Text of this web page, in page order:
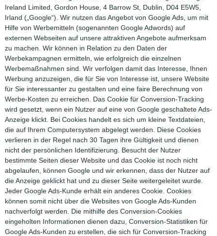
Ireland Limited, Gordon House, 4 Barrow St, Dublin, D04 E5W5,
Irland („Google“). Wir nutzen das Angebot von Google Ads, um mit
Hilfe von Werbemitteln (sogenannten Google Adwords) auf
externen Webseiten auf unsere attraktiven Angebote aufmerksam
zu machen. Wir können in Relation zu den Daten der
Werbekampagnen ermitteln, wie erfolgreich die einzelnen
Werbemaßnahmen sind. Wir verfolgen damit das Interesse, Ihnen
Werbung anzuzeigen, die für Sie von Interesse ist, unsere Website
für Sie interessanter zu gestalten und eine faire Berechnung von
Werbe-Kosten zu erreichen. Das Cookie für Conversion-Tracking
wird gesetzt, wenn ein Nutzer auf eine von Google geschaltete Ads-
Anzeige klickt. Bei Cookies handelt es sich um kleine Textdateien,
die auf Ihrem Computersystem abgelegt werden. Diese Cookies
verlieren in der Regel nach 30 Tagen ihre Gültigkeit und dienen
nicht der persönlichen Identifizierung. Besucht der Nutzer
bestimmte Seiten dieser Website und das Cookie ist noch nicht
abgelaufen, können Google und wir erkennen, dass der Nutzer auf
die Anzeige geklickt hat und zu dieser Seite weitergeleitet wurde.
Jeder Google Ads-Kunde erhält ein anderes Cookie. Cookies
können somit nicht über die Websites von Google Ads-Kunden
nachverfolgt werden. Die mithilfe des Conversion-Cookies
eingeholten Informationen dienen dazu, Conversion-Statistiken für
Google Ads-Kunden zu erstellen, die sich für Conversion-Tracking